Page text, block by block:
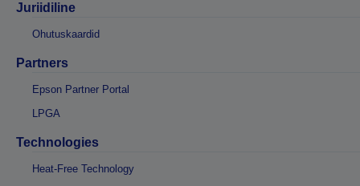
Juriidiline
Ohutuskaardid
Partners
Epson Partner Portal
LPGA
Technologies
Heat-Free Technology